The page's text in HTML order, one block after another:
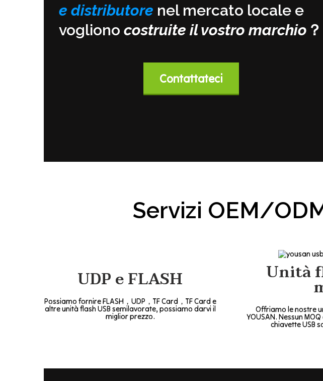
e distributore nel mercato locale e
vogliono costruite il vostro marchio ？
Contattateci
Servizi OEM/
UDP e FLASH
Possiamo fornire FLASH，UDP，TF Card，TF Card e
altre unità flash USB semilavorate, possiamo darvi il
miglior prezzo.
Unità
Offriamo le nostre
YOUSAN. Nessun
chiavette USB